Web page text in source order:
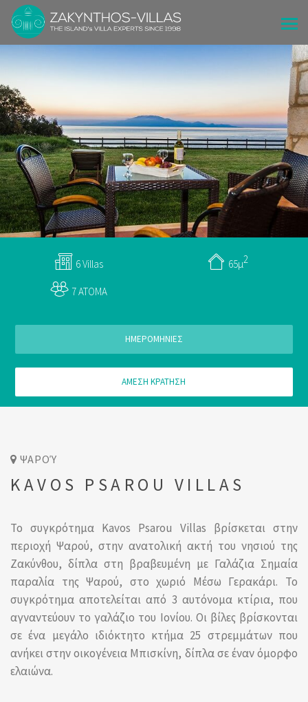
6 Villas 65μ2
7 ΑΤΟΜΑ
ΗΜΕΡΟΜΗΝΙΕΣ
ΑΜΕΣΗ ΚΡΑΤΗΣΗ
ΨΑΡΟΎ
KAVOS PSAROU VILLAS
Το συγκρότημα Kavos Psarou Villas βρίσκεται στην
περιοχή Ψαρού, στην ανατολική ακτή του νησιού της
Ζακύνθου, δίπλα στη βραβευμένη με Γαλάζια Σημαία
παραλία της Ψαρού, στο χωριό Μέσω Γερακάρι. Το
συγκρότημα αποτελείται από 3 αυτόνομα κτίρια, που
αγναντεύουν το γαλάζιο του Ιονίου. Οι βίλες βρίσκονται
σε ένα μεγάλο ιδιόκτητο κτήμα 25 στρεμμάτων που
ανήκει στην οικογένεια Μπισκίνη, δίπλα σε έναν όμορφο
ελαιώνα.